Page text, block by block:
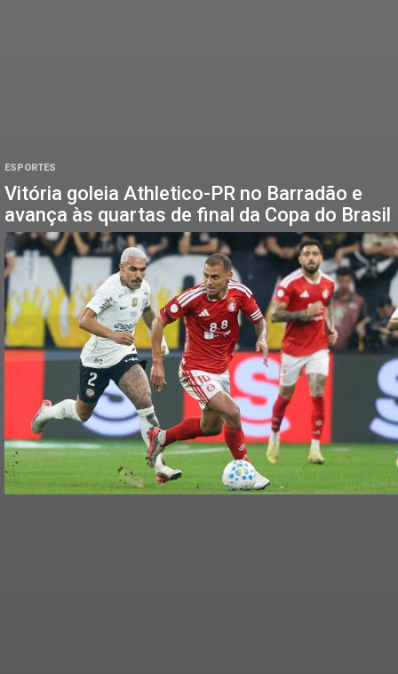
ESPORTES
Vitória goleia Athletico-PR no Barradão e
avança às quartas de final da Copa do Brasil